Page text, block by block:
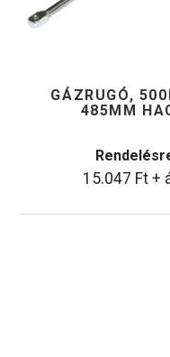
GÁZRUGÓ,
485MM
15.047 Ft+